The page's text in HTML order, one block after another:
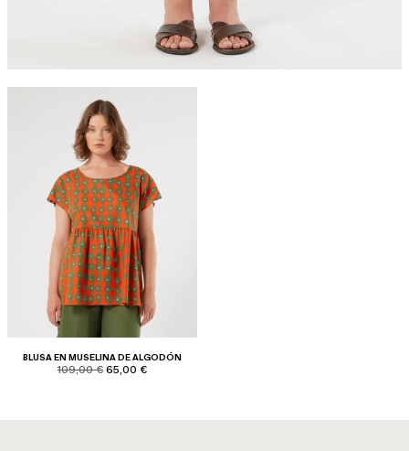
BLUSA EN MUSELINA DE ALGODÓN
product.price.original
109,00 € product.price.sale
65,00 €